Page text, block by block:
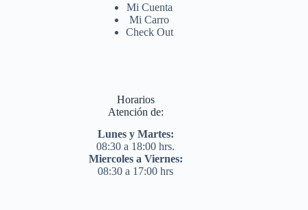
Mi Cuenta
Mi Carro
Check Out
Horarios
Atención de:
Lunes y Martes:
08:30 a 18:00 hrs.
Miercoles a Viernes:
08:30 a 17:00 hrs